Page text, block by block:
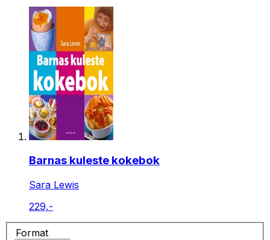
Barnas kuleste kokebok
Sara Lewis
229,-
Format